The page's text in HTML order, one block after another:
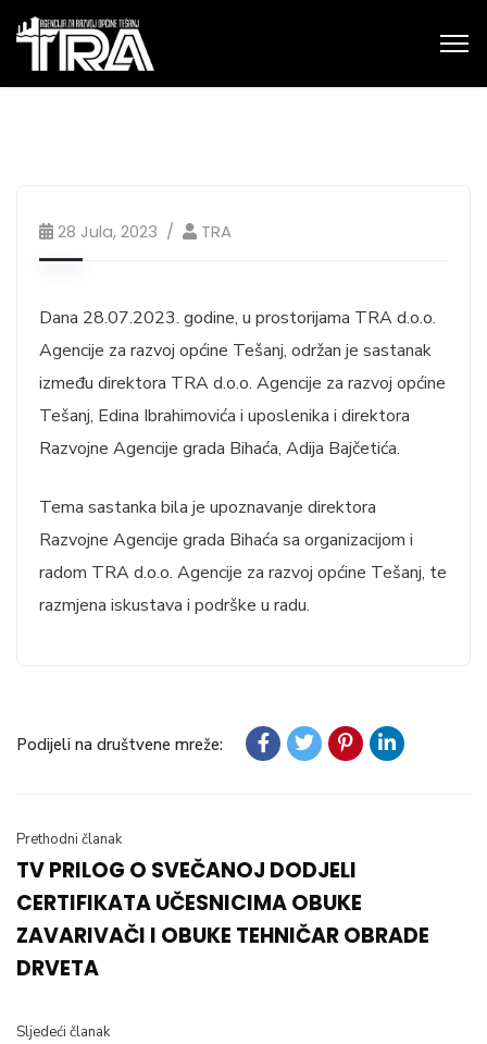
28 Jula, 2023 TRA
Dana 28.07.2023. godine, u prostorijama TRA d.o.o.
Agencije za razvoj općine Tešanj, održan je sastanak
između direktora TRA d.o.o. Agencije za razvoj općine
Tešanj, Edina Ibrahimovića i uposlenika i direktora
Razvojne Agencije grada Bihaća, Adija Bajčetića.
Tema sastanka bila je upoznavanje direktora
Razvojne Agencije grada Bihaća sa organizacijom i
radom TRA d.o.o. Agencije za razvoj općine Tešanj, te
razmjena iskustava i podrške u radu.
Podijeli na društvene mreže:
Prethodni članak
TV PRILOG O SVEČANOJ DODJELI
CERTIFIKATA UČESNICIMA OBUKE
ZAVARIVAČI I OBUKE TEHNIČAR OBRADE
DRVETA
Sljedeći članak